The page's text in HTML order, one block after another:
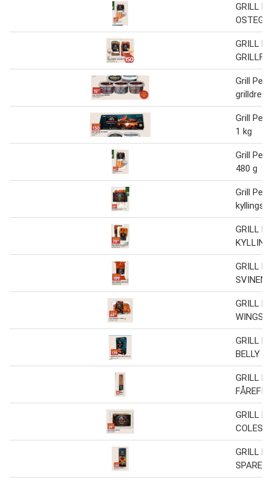
GRILL
GRILL
Grill
Grill
1 kg
Grill
480 g
Grill
GRILL
GRILL
GRILL
WINGS
GRILL
BELLY
GRILL
GRILL
GRILL